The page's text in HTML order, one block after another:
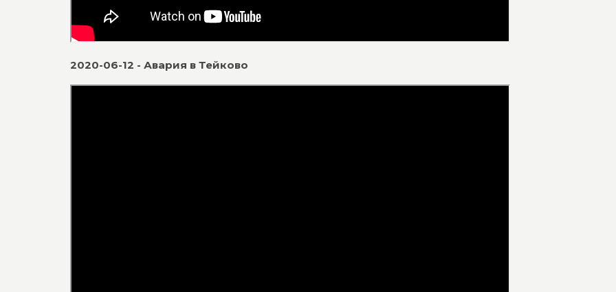
2020-06-12 - Авария в Тейково